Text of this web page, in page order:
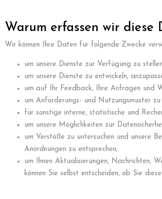
Warum erfassen wir diese
Wir können Ihre Daten für folgende Zwecke
um unsere Dienste zur Verfügung zu
um unsere Dienste zu entwickeln,
um auf Ihr Feedback, Ihre Anfragen und
um Anforderungs- und Nutzungsmuster zu
für sonstige interne, statistische und
um unsere Möglichkeiten zur
um Verstöße zu untersuchen und unsere
Anordnungen zu entsprechen;
um Ihnen Aktualisierungen, Nachrichten,
können Sie selbst entscheiden, ob Sie